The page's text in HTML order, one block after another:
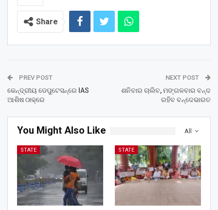
Share
PREV POST
କେନ୍ଦ୍ରୀୟ ଡେପୁଟେସନ୍‌ରେ IAS
ଆଶିଷ ଠାକ୍‌ରେ
NEXT POST
ଶନିବାର ଚାଲିବ, ମଙ୍ଗଳବାର ବନ୍ଦ
ରହିବ ବନ୍ଦେଭାରତ
All
You Might Also Like
STATE STATE